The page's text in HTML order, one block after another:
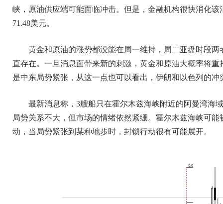
峡，原油供应端可能面临冲击。但是，金融机构很快消化
71.48美元。
黄金和原油的涨势都没能在周一维持，周二亚盘时段
直存在。一旦消息面带来新的刺激，黄金和原油大概率将
是中东局势紧张，从这一点也可以看出，伊朗和以色列的冲
最新消息称，3艘船只在霍尔木兹海峡附近的阿曼湾海
局势关系不大，但市场的情绪依然紧绷。霍尔木兹海峡可
动，当局势紧张到某种地步时，封锁行动很有可能展开。